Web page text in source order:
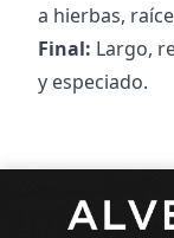
a hierbas,
Final: Largo,
y especiado.